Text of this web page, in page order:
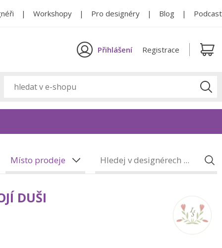
Workshopy Pro designéry Blog Podcast
Přihlášení Registrace
Místo prodeje
DUŠI